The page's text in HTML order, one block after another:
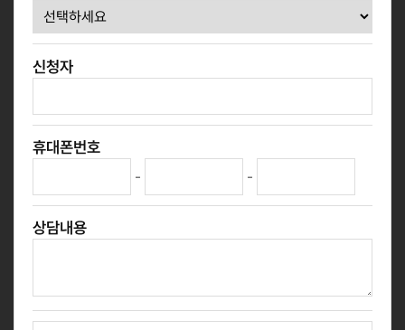
신청자
휴대폰번호
- -
상담내용